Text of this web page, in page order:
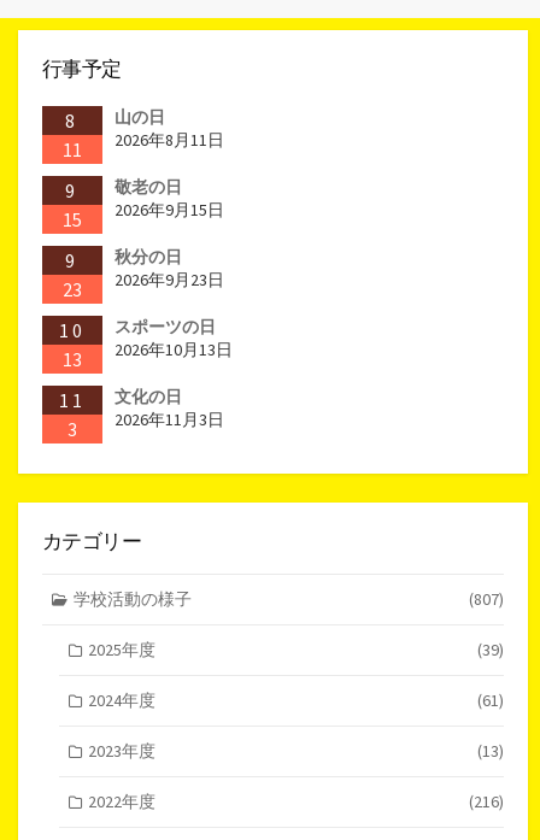
行事予定
8
11
山の日
2026年8月11日
9
15
敬老の日
2026年9月15日
9
23
秋分の日
2026年9月23日
10
13
スポーツの日
2026年10月13日
11
3
文化の日
2026年11月3日
カテゴリー
学校活動の様子 (807)
2025年度 (39)
2024年度 (61)
2023年度 (13)
2022年度 (216)